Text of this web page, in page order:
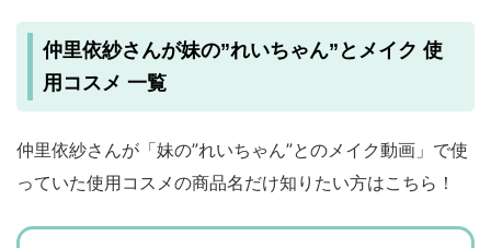
仲里依紗さんが妹の”れいちゃん”とメイク 使
用コスメ 一覧
仲里依紗さんが「妹の”れいちゃん”とのメイク動画」で使
っていた使用コスメの商品名だけ知りたい方はこちら！